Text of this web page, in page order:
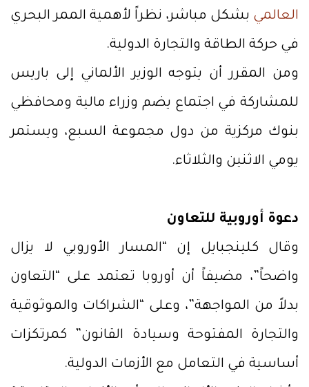
العالمي بشكل مباشر، نظراً لأهمية الممر البحري
في حركة الطاقة والتجارة الدولية.
ومن المقرر أن يتوجه الوزير الألماني إلى باريس
للمشاركة في اجتماع يضم وزراء مالية ومحافظي
بنوك مركزية من دول مجموعة السبع، ويستمر
يومي الاثنين والثلاثاء.
دعوة أوروبية للتعاون
وقال كلينجبايل إن “المسار الأوروبي لا يزال
واضحاً”، مضيفاً أن أوروبا تعتمد على “التعاون
بدلاً من المواجهة”، وعلى “الشراكات والموثوقية
والتجارة المفتوحة وسيادة القانون” كمرتكزات
أساسية في التعامل مع الأزمات الدولية.